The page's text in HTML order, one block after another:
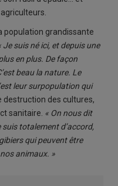
population grandissante
Je suis né ici, et depuis une
en plus. De façon
beau la nature. Le
leur surpopulation qui
destruction des cultures,
sanitaire. « On nous dit
totalement d’accord,
qui peuvent être
animaux. »